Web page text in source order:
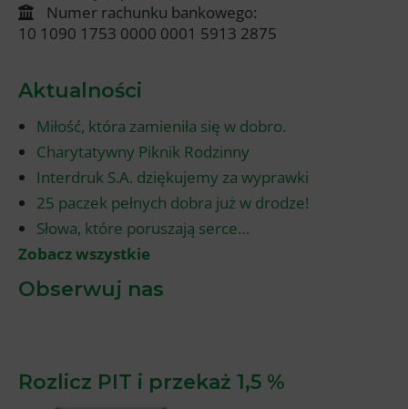
Numer rachunku bankowego:
10 1090 1753 0000 0001 5913 2875
Aktualności
Miłość, która zamieniła się w dobro.
Charytatywny Piknik Rodzinny
Interdruk S.A. dziękujemy za wyprawki
25 paczek pełnych dobra już w drodze!
Słowa, które poruszają serce…
Zobacz wszystkie
Obserwuj nas
Rozlicz PIT i przekaż 1,5 %